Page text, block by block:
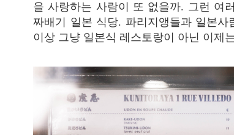
을 사랑하는 사람이 또 없을까. 그런 여
짜배기
일본 식당. 파리지앵들과 일본사
이상 그냥 일본식 레스토랑이 아닌 이제